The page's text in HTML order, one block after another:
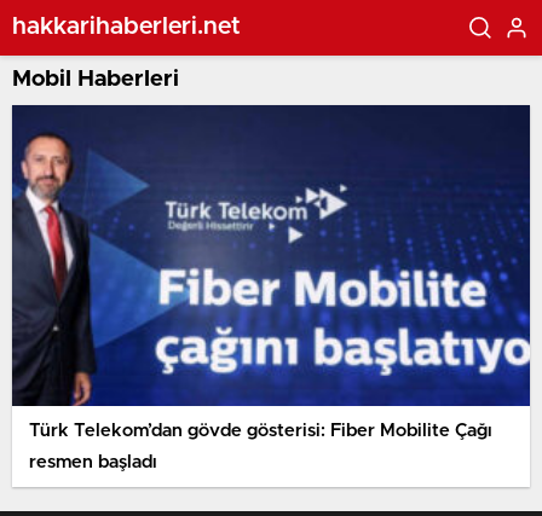
hakkarihaberleri.net
Mobil Haberleri
Türk Telekom’dan gövde gösterisi: Fiber Mobilite Çağı
resmen başladı